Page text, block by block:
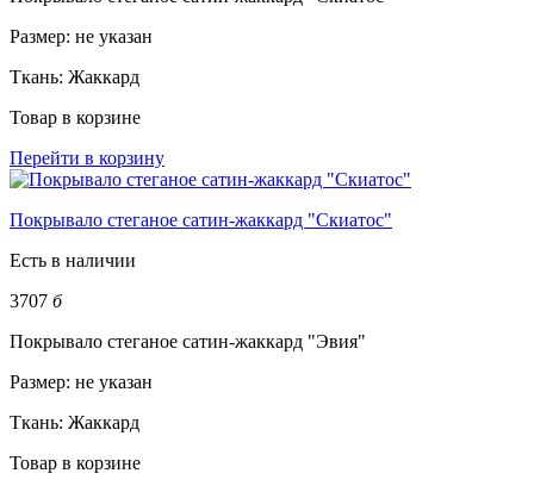
Размер: не указан
Ткань: Жаккард
Товар в корзине
Перейти в корзину
Покрывало стеганое сатин-жаккард "Скиатос"
Есть в наличии
3707 б
Покрывало стеганое сатин-жаккард "Эвия"
Размер: не указан
Ткань: Жаккард
Товар в корзине